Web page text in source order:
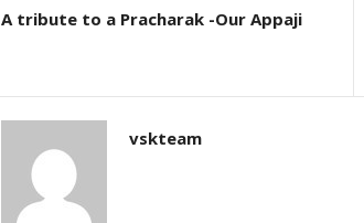
A tribute to a Pracharak -Our Appaji
vskteam